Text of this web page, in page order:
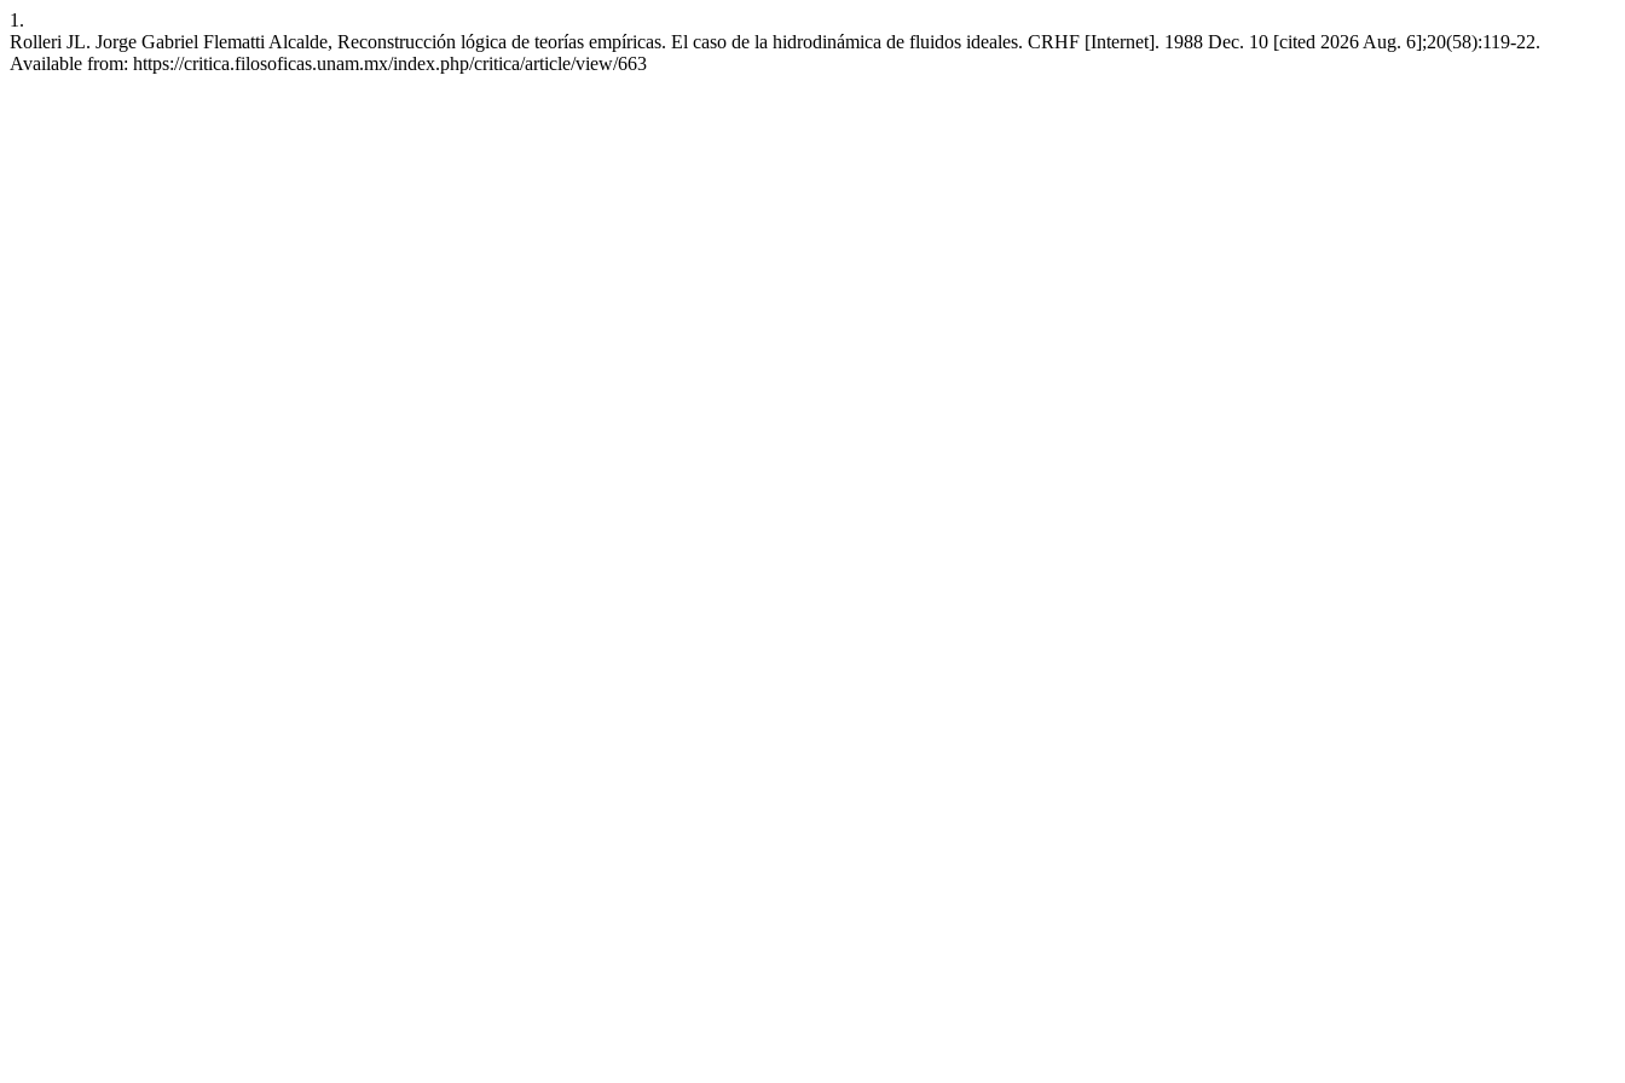
1.
Rolleri JL. Jorge Gabriel Flematti Alcalde, Reconstrucción lógica de teorías empíricas. El caso de la hidrodinámica de fluidos ideales. CRHF [Internet]. 1988 Dec. 10 [cited 2026 Aug. 6];20(58):119-22.
Available from: https://critica.filosoficas.unam.mx/index.php/critica/article/view/663